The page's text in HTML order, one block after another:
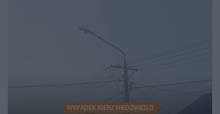
WYPADEK KIERZ NIEDŹWIEDZI